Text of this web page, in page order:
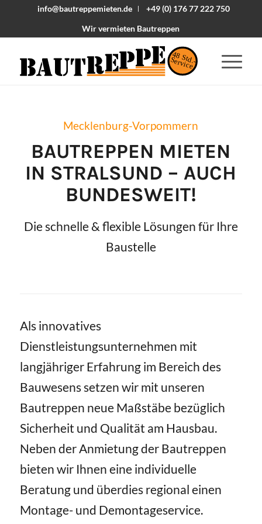
info@bautreppemieten.de
+49 (0) 176 77 222 750
Wir vermieten Bautreppen
48 Std.-
Service
Mecklenburg-Vorpommern
BAUTREPPEN MIETEN
IN STRALSUND – AUCH
BUNDESWEIT!
Die schnelle & flexible Lösungen für Ihre
Baustelle
Als innovatives
Dienstleistungsunternehmen mit
langjähriger Erfahrung im Bereich des
Bauwesens setzen wir mit unseren
Bautreppen neue Maßstäbe bezüglich
Sicherheit und Qualität am Hausbau.
Neben der Anmietung der Bautreppen
bieten wir Ihnen eine individuelle
Beratung und überdies regional einen
Montage- und Demontageservice.